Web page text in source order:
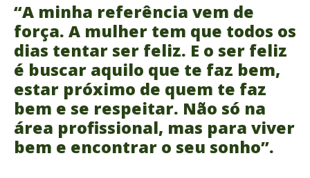
“A minha referência vem de
força. A mulher tem que todos os
dias tentar ser feliz. E o ser feliz
é buscar aquilo que te faz bem,
estar próximo de quem te faz
bem e se respeitar. Não só na
área profissional, mas para viver
bem e encontrar o seu sonho”.